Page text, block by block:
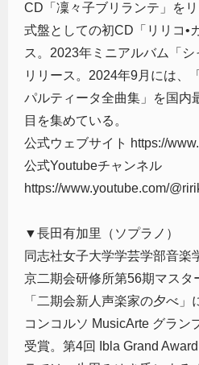
CD「凜々子ブリランテ」を
式盤としての初CD「リリコ•
ス。2023年ミニアルバム「
リリース。2024年9月には、
パルティータ全曲集」を国内
目を集めている。
公式ウェブサイト https://
公式Youtubeチャンネル
https://www.youtube.com/
▼長田有加里（ソプラノ）
同志社女子大学学芸学部音楽
京二期会研修所第56期マスタ
「二期会新人声楽家の夕べ
コンコルソ MusicArte グラン
受賞。第4回 Ibla Grand